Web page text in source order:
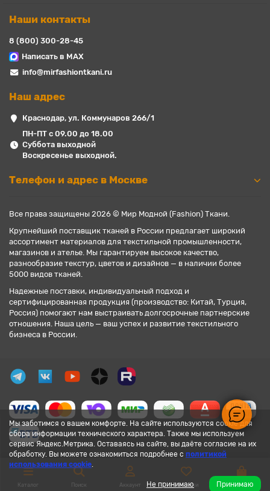
Мы заботимся о вашем комфорте. На сайте используются cookie для
сбора информации технического характера. Также мы используем
сервис Яндекс.Метрика. Оставаясь на сайте, вы даёте согласие на их
обработку. Вы можете ознакомиться подробнее с политикой
использования cookie.
Не принимаю Принимаю
Наши контакты
8 (800) 300-28-45
Написать в MAX
info@mirfashiontkani.ru
Наш адрес
Краснодар, ул. Коммунаров 266/1
ПН-ПТ с 09.00 до 18.00
Суббота выходной
Воскресенье выходной.
Телефон и адрес в Москве
Все права защищены 2026 © Мир Модной (Fashion) Ткани.
Крупнейший поставщик тканей в России предлагает широкий
ассортимент материалов для текстильной промышленности,
магазинов и ателье. Мы гарантируем высокое качество,
разнообразие текстур, цветов и дизайнов — в наличии более
5000 видов тканей.
Надежные поставки, индивидуальный подход и
сертифицированная продукция (производство: Китай, Турция,
Россия) помогают нам выстраивать долгосрочные партнерские
отношения. Наша цель — ваш успех и развитие текстильного
бизнеса в России.
Каталог Поиск Аккаунт Закладки Корзина